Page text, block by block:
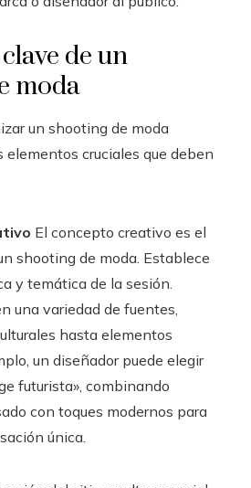
de un
moda
un shooting de moda
elementos cruciales que deben
El concepto creativo es el
shooting de moda. Establece
y temática de la sesión.
una variedad de fuentes,
hasta elementos
un diseñador puede elegir
futurista», combinando
con toques modernos para
única.